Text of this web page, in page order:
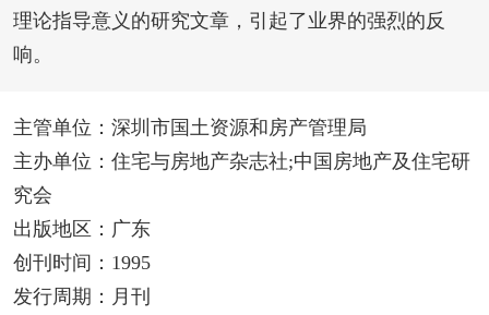
理论指导意义的研究文章，引起了业界的强烈的反
响。
主管单位：深圳市国土资源和房产管理局
主办单位：住宅与房地产杂志社;中国房地产及住宅研
究会
出版地区：广东
创刊时间：1995
发行周期：月刊